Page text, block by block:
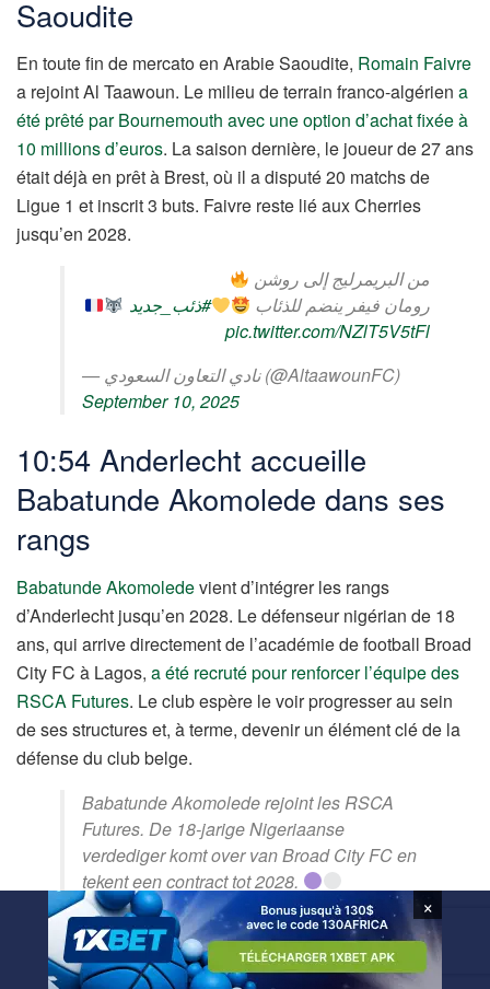
Saoudite
En toute fin de mercato en Arabie Saoudite, Romain Faivre
a rejoint Al Taawoun. Le milieu de terrain franco-algérien a
été prêté par Bournemouth avec une option d’achat fixée à
10 millions d’euros. La saison dernière, le joueur de 27 ans
était déjà en prêt à Brest, où il a disputé 20 matchs de
Ligue 1 et inscrit 3 buts. Faivre reste lié aux Cherries
jusqu’en 2028.
من البريمرليج إلى روشن
رومان فيفر ينضم للذئاب
#ذئب_جديد
pic.twitter.com/NZlT5V5tFl
— نادي التعاون السعودي (@AltaawounFC)
September 10, 2025
10:54 Anderlecht accueille
Babatunde Akomolede dans ses
rangs
Babatunde Akomoledevient d’intégrer les rangs
d’Anderlecht jusqu’en 2028. Le défenseur nigérian de 18
ans, qui arrive directement de l’académie de football Broad
City FC à Lagos, a été recruté pour renforcer l’équipe des
RSCA Futures. Le club espère le voir progresser au sein
de ses structures et, à terme, devenir un élément clé de la
défense du club belge.
Babatunde Akomolede rejoint les RSCA
Futures. De 18-jarige Nigeriaanse
verdediger komt over van Broad City FC en
tekent een contract tot 2028.
▹ Plus d’infos dans l’app.
pic.twitter.com/MjgfSOjXB0
×